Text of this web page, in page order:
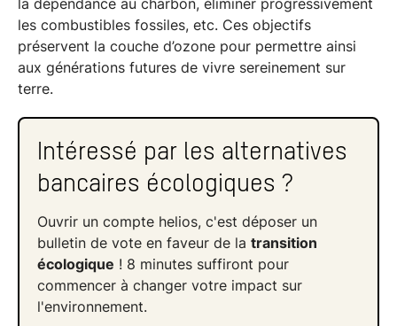
la dépendance au charbon, éliminer progressivement
les combustibles fossiles, etc. Ces objectifs
préservent la couche d’ozone pour permettre ainsi
aux générations futures de vivre sereinement sur
terre.
Intéressé par les alternatives
bancaires écologiques ?
Ouvrir un compte helios, c'est déposer un
bulletin de vote en faveur de la transition
écologique ! 8 minutes suffiront pour
commencer à changer votre impact sur
l'environnement.